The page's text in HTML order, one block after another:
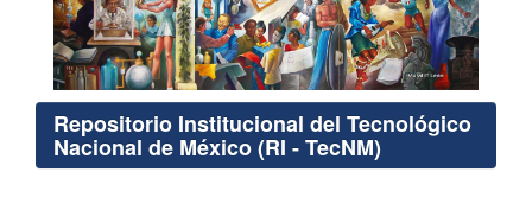
Repositorio Institucional del Tecnológico
Nacional de México (RI - TecNM)